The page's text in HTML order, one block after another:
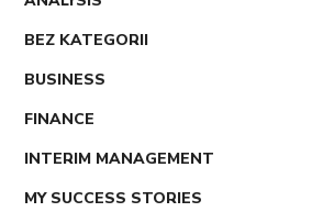
BEZ KATEGORII
BUSINESS
FINANCE
INTERIM MANAGEMENT
MY SUCCESS STORIES